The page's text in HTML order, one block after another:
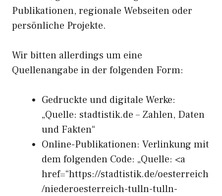
Publikationen, regionale Webseiten oder
persönliche Projekte.
Wir bitten allerdings um eine
Quellenangabe in der folgenden Form:
Gedruckte und digitale Werke:
„Quelle: stadtistik.de – Zahlen, Daten
und Fakten“
Online-Publikationen: Verlinkung mit
dem folgenden Code: „Quelle: <a
href=“https://stadtistik.de/oesterreich
/niederoesterreich-tulln-tulln-